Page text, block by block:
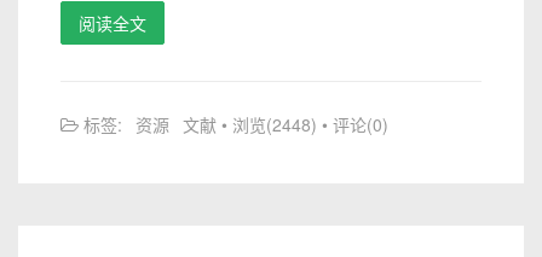
阅读全文
标签: 资源 文献 • 浏览(2448) • 评论(0)